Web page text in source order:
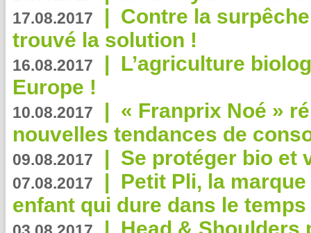
17.08.2017 | Contre la
trouvé la solution !
16.08.2017 | L’agriculture
Europe !
10.08.2017 | « Franprix Noé »
nouvelles tendances de
09.08.2017 | Se protéger bio et
07.08.2017 | Petit Pli, la
enfant qui dure dans le temps